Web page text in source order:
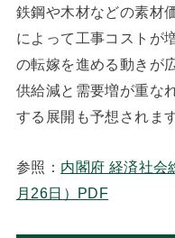
鉄鋼や木材などの素材
によって工事コストが
の転嫁を進める動きが
供給減と需要増が重な
する展開も予想されます
参照： 内閣府 経済社会
月26日）PDF